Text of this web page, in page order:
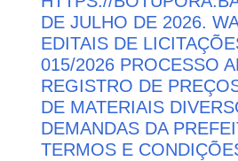
DE JULHO DE 2026.
EDITAIS DE
015/2026 PROCESSO
REGISTRO DE
DE MATERIAIS
DEMANDAS DA
TERMOS E